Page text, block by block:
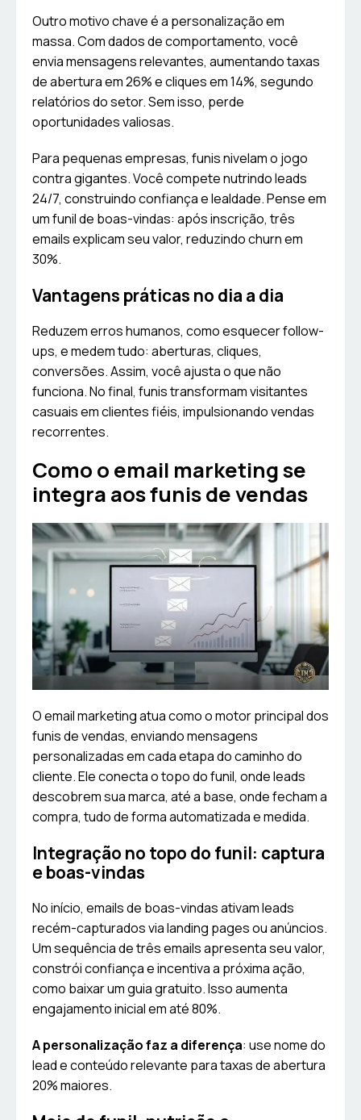
Outro motivo chave é a personalização em
massa. Com dados de comportamento, você
envia mensagens relevantes, aumentando taxas
de abertura em 26% e cliques em 14%, segundo
relatórios do setor. Sem isso, perde
oportunidades valiosas.
Para pequenas empresas, funis nivelam o jogo
contra gigantes. Você compete nutrindo leads
24/7, construindo confiança e lealdade. Pense em
um funil de boas-vindas: após inscrição, três
emails explicam seu valor, reduzindo churn em
30%.
Vantagens práticas no dia a dia
Reduzem erros humanos, como esquecer follow-
ups, e medem tudo: aberturas, cliques,
conversões. Assim, você ajusta o que não
funciona. No final, funis transformam visitantes
casuais em clientes fiéis, impulsionando vendas
recorrentes.
Como o email marketing se
integra aos funis de vendas
O email marketing atua como o motor principal dos
funis de vendas, enviando mensagens
personalizadas em cada etapa do caminho do
cliente. Ele conecta o topo do funil, onde leads
descobrem sua marca, até a base, onde fecham a
compra, tudo de forma automatizada e medida.
Integração no topo do funil: captura
e boas-vindas
No início, emails de boas-vindas ativam leads
recém-capturados via landing pages ou anúncios.
Um sequência de três emails apresenta seu valor,
constrói confiança e incentiva a próxima ação,
como baixar um guia gratuito. Isso aumenta
engajamento inicial em até 80%.
A personalização faz a diferença: use nome do
lead e conteúdo relevante para taxas de abertura
20% maiores.